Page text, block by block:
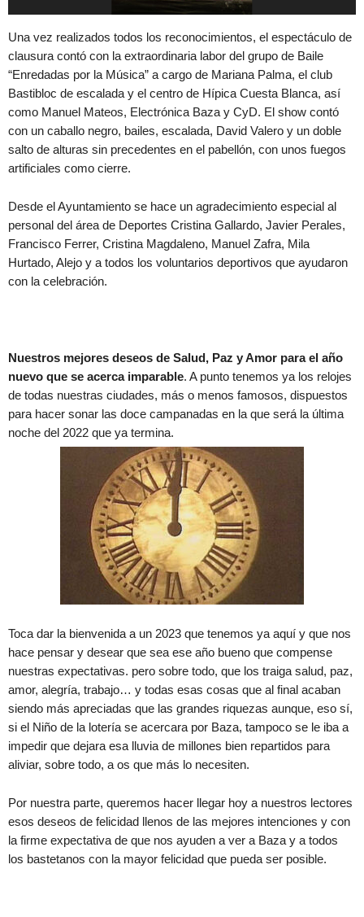
Una vez realizados todos los reconocimientos, el espectáculo de
clausura contó con la extraordinaria labor del grupo de Baile
“Enredadas por la Música” a cargo de Mariana Palma, el club
Bastibloc de escalada y el centro de Hípica Cuesta Blanca, así
como Manuel Mateos, Electrónica Baza y CyD. El show contó
con un caballo negro, bailes, escalada, David Valero y un doble
salto de alturas sin precedentes en el pabellón, con unos fuegos
artificiales como cierre.
Desde el Ayuntamiento se hace un agradecimiento especial al
personal del área de Deportes Cristina Gallardo, Javier Perales,
Francisco Ferrer, Cristina Magdaleno, Manuel Zafra, Mila
Hurtado, Alejo y a todos los voluntarios deportivos que ayudaron
con la celebración.
Nuestros mejores deseos de Salud, Paz y Amor para el año
nuevo que se acerca imparable. A punto tenemos ya los relojes
de todas nuestras ciudades, más o menos famosos, dispuestos
para hacer sonar las doce campanadas en la que será la última
noche del 2022 que ya termina.
Toca dar la bienvenida a un 2023 que tenemos ya aquí y que nos
hace pensar y desear que sea ese año bueno que compense
nuestras expectativas. pero sobre todo, que los traiga salud, paz,
amor, alegría, trabajo… y todas esas cosas que al final acaban
siendo más apreciadas que las grandes riquezas aunque, eso sí,
si el Niño de la lotería se acercara por Baza, tampoco se le iba a
impedir que dejara esa lluvia de millones bien repartidos para
aliviar, sobre todo, a os que más lo necesiten.
Por nuestra parte, queremos hacer llegar hoy a nuestros lectores
esos deseos de felicidad llenos de las mejores intenciones y con
la firme expectativa de que nos ayuden a ver a Baza y a todos
los bastetanos con la mayor felicidad que pueda ser posible.